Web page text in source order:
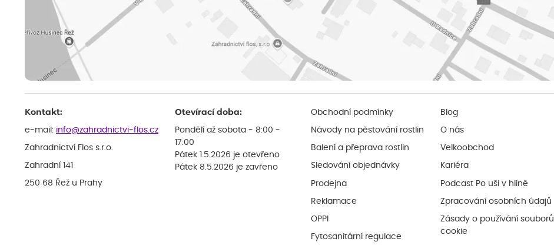
Kontakt:
e-mail: info@zahradnictvi-flos.cz
Zahradnictví Flos s.r.o.
Zahradní 141
250 68 Řež u Prahy
Otevírací doba:
Pondělí až sobota - 8:00 -
17:00
Pátek 1.5.2026 je otevřeno
Pátek 8.5.2026 je zavřeno
Obchodní podmínky
Návody na pěstování rostlin
Balení a přeprava rostlin
Sledování objednávky
Prodejna
Reklamace
OPPI
Fytosanitární regulace
Blog
O nás
Velkoobchod
Kariéra
Podcast Po uši v hlíně
Zpracování osobních údajů
Zásady o používání souborů
cookie